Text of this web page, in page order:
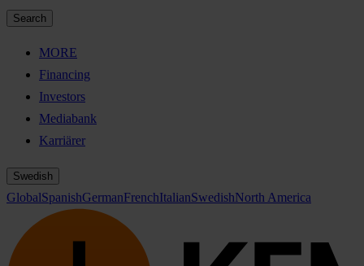
Search
MORE
Financing
Investors
Mediabank
Karriärer
Swedish
GlobalSpanishGermanFrenchItalianSwedishNorth America